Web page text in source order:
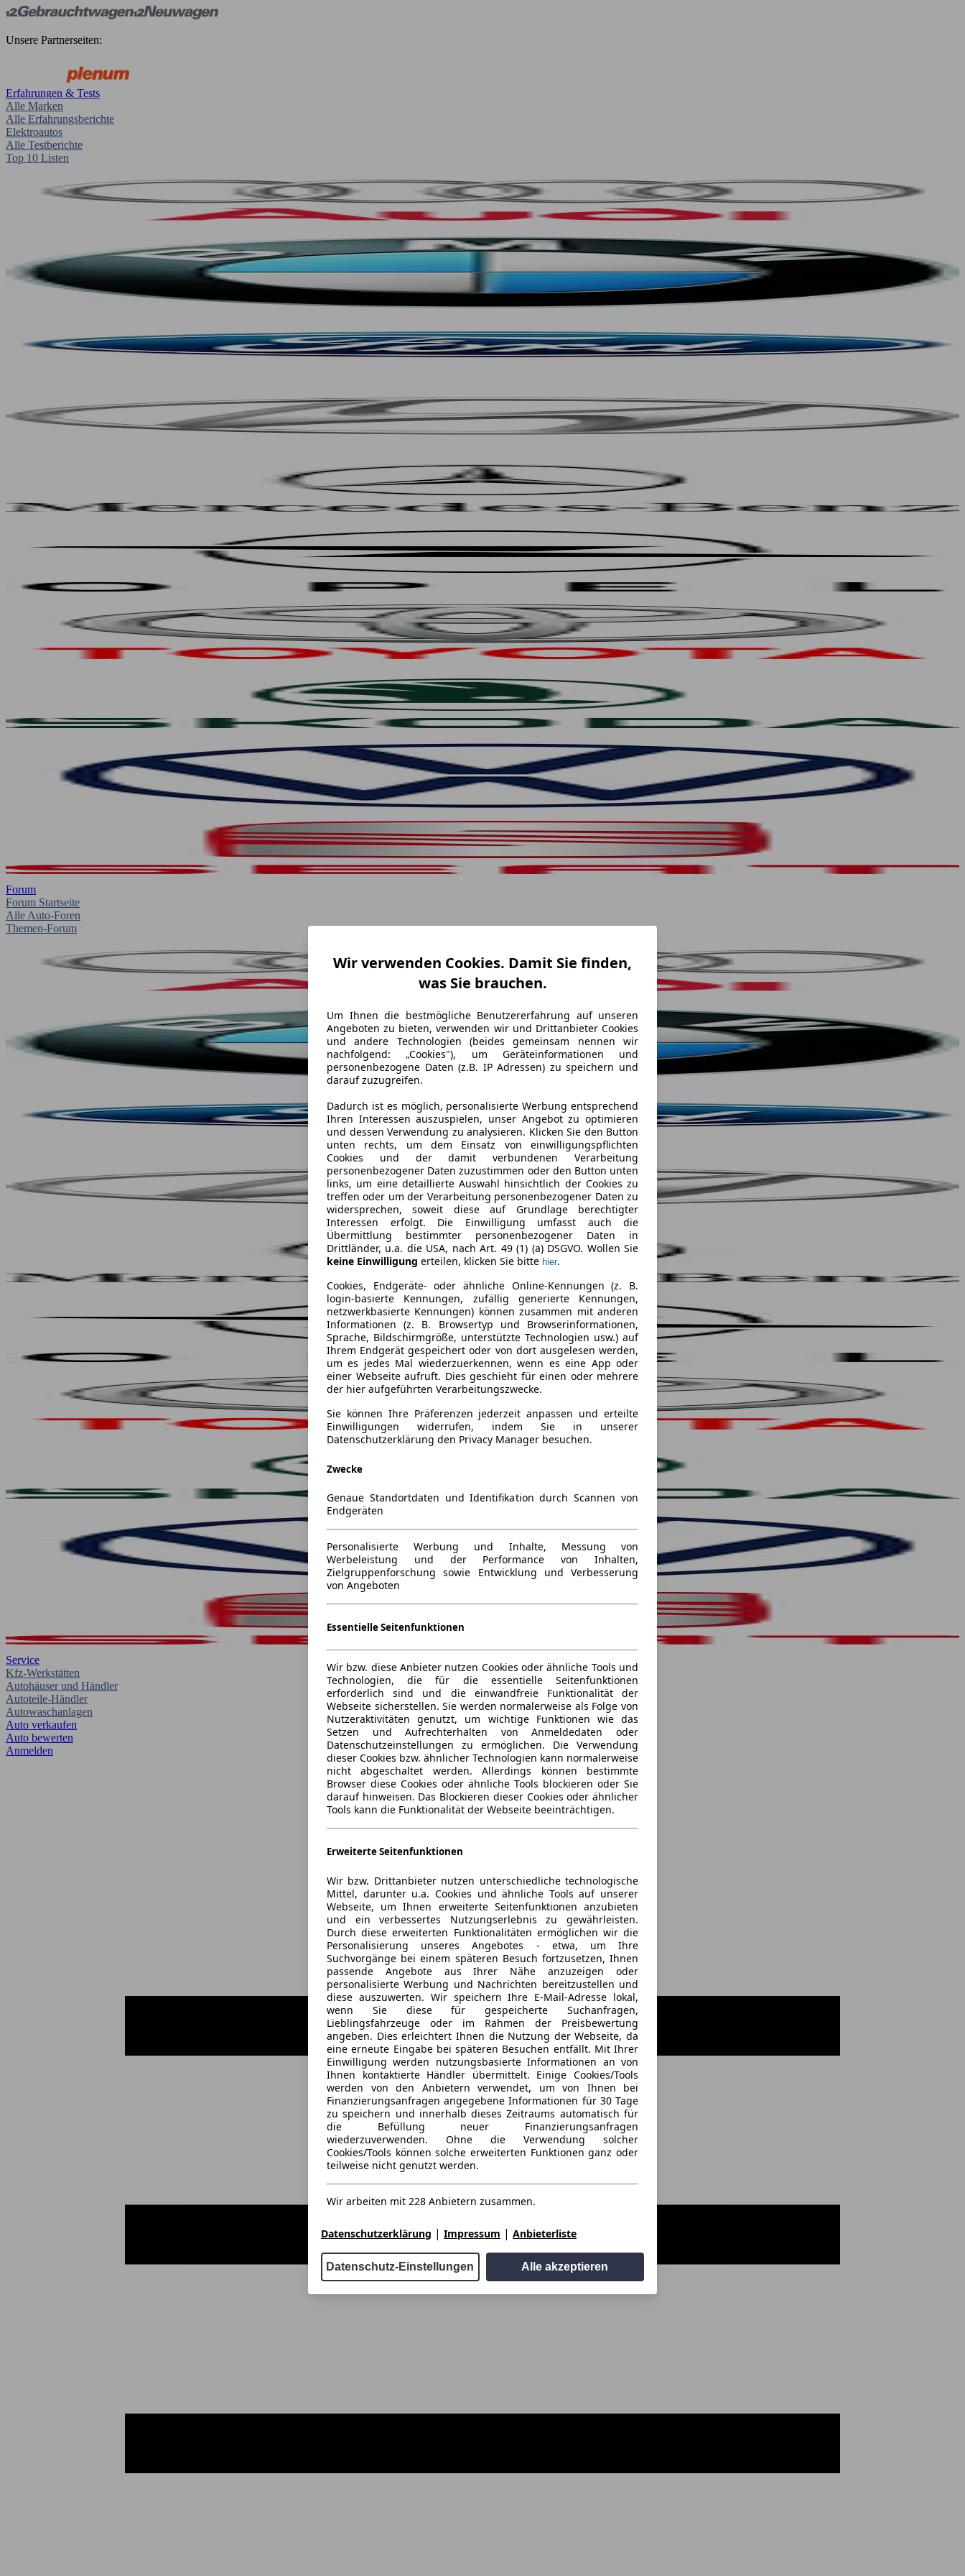
Unsere Partnerseiten:
Erfahrungen & Tests
Alle Marken
Alle Erfahrungsberichte
Elektroautos
Alle Testberichte
Top 10 Listen
Forum
Forum Startseite
Alle Auto-Foren
Themen-Forum
Service
Kfz-Werkstätten
Autohäuser und Händler
Autoteile-Händler
Autowaschanlagen
Auto verkaufen
Auto bewerten
Anmelden
Wir verwenden Cookies. Damit Sie finden,
was Sie brauchen.
Um Ihnen die bestmögliche Benutzererfahrung auf unseren
Angeboten zu bieten, verwenden wir und Drittanbieter Cookies
und andere Technologien (beides gemeinsam nennen wir
nachfolgend: „Cookies"), um Geräteinformationen und
personenbezogene Daten (z.B. IP Adressen) zu speichern und
darauf zuzugreifen.
Dadurch ist es möglich, personalisierte Werbung entsprechend
Ihren Interessen auszuspielen, unser Angebot zu optimieren
und dessen Verwendung zu analysieren. Klicken Sie den Button
unten rechts, um dem Einsatz von einwilligungspflichten
Cookies und der damit verbundenen Verarbeitung
personenbezogener Daten zuzustimmen oder den Button unten
links, um eine detaillierte Auswahl hinsichtlich der Cookies zu
treffen oder um der Verarbeitung personenbezogener Daten zu
widersprechen, soweit diese auf Grundlage berechtigter
Interessen erfolgt. Die Einwilligung umfasst auch die
Übermittlung bestimmter personenbezogener Daten in
Drittländer, u.a. die USA, nach Art. 49 (1) (a) DSGVO. Wollen Sie
keine Einwilligung erteilen, klicken Sie bitte hier.
Cookies, Endgeräte- oder ähnliche Online-Kennungen (z. B.
login-basierte Kennungen, zufällig generierte Kennungen,
netzwerkbasierte Kennungen) können zusammen mit anderen
Informationen (z. B. Browsertyp und Browserinformationen,
Sprache, Bildschirmgröße, unterstützte Technologien usw.) auf
Ihrem Endgerät gespeichert oder von dort ausgelesen werden,
um es jedes Mal wiederzuerkennen, wenn es eine App oder
einer Webseite aufruft. Dies geschieht für einen oder mehrere
der hier aufgeführten Verarbeitungszwecke.
Sie können Ihre Präferenzen jederzeit anpassen und erteilte
Einwilligungen widerrufen, indem Sie in unserer
Datenschutzerklärung den Privacy Manager besuchen.
Zwecke
Genaue Standortdaten und Identifikation durch Scannen von
Endgeräten
Personalisierte Werbung und Inhalte, Messung von
Werbeleistung und der Performance von Inhalten,
Zielgruppenforschung sowie Entwicklung und Verbesserung
von Angeboten
Essentielle Seitenfunktionen
Wir bzw. diese Anbieter nutzen Cookies oder ähnliche Tools und
Technologien, die für die essentielle Seitenfunktionen
erforderlich sind und die einwandfreie Funktionalität der
Webseite sicherstellen. Sie werden normalerweise als Folge von
Nutzeraktivitäten genutzt, um wichtige Funktionen wie das
Setzen und Aufrechterhalten von Anmeldedaten oder
Datenschutzeinstellungen zu ermöglichen. Die Verwendung
dieser Cookies bzw. ähnlicher Technologien kann normalerweise
nicht abgeschaltet werden. Allerdings können bestimmte
Browser diese Cookies oder ähnliche Tools blockieren oder Sie
darauf hinweisen. Das Blockieren dieser Cookies oder ähnlicher
Tools kann die Funktionalität der Webseite beeinträchtigen.
Erweiterte Seitenfunktionen
Wir bzw. Drittanbieter nutzen unterschiedliche technologische
Mittel, darunter u.a. Cookies und ähnliche Tools auf unserer
Webseite, um Ihnen erweiterte Seitenfunktionen anzubieten
und ein verbessertes Nutzungserlebnis zu gewährleisten.
Durch diese erweiterten Funktionalitäten ermöglichen wir die
Personalisierung unseres Angebotes - etwa, um Ihre
Suchvorgänge bei einem späteren Besuch fortzusetzen, Ihnen
passende Angebote aus Ihrer Nähe anzuzeigen oder
personalisierte Werbung und Nachrichten bereitzustellen und
diese auszuwerten. Wir speichern Ihre E-Mail-Adresse lokal,
wenn Sie diese für gespeicherte Suchanfragen,
Lieblingsfahrzeuge oder im Rahmen der Preisbewertung
angeben. Dies erleichtert Ihnen die Nutzung der Webseite, da
eine erneute Eingabe bei späteren Besuchen entfällt. Mit Ihrer
Einwilligung werden nutzungsbasierte Informationen an von
Ihnen kontaktierte Händler übermittelt. Einige Cookies/Tools
werden von den Anbietern verwendet, um von Ihnen bei
Finanzierungsanfragen angegebene Informationen für 30 Tage
zu speichern und innerhalb dieses Zeitraums automatisch für
die Befüllung neuer Finanzierungsanfragen
wiederzuverwenden. Ohne die Verwendung solcher
Cookies/Tools können solche erweiterten Funktionen ganz oder
teilweise nicht genutzt werden.
Wir arbeiten mit 228 Anbietern zusammen.
Datenschutzerklärung | Impressum | Anbieterliste
Datenschutz-Einstellungen Alle akzeptieren